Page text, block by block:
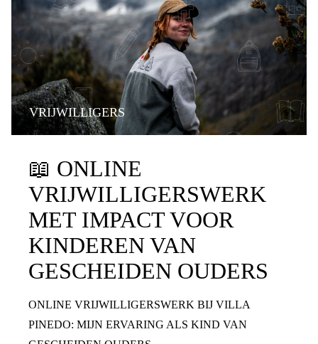
VRIJWILLIGERS
📖 ONLINE
VRIJWILLIGERSWERK
MET IMPACT VOOR
KINDEREN VAN
GESCHEIDEN OUDERS
ONLINE VRIJWILLIGERSWERK BIJ VILLA
PINEDO: MIJN ERVARING ALS KIND VAN